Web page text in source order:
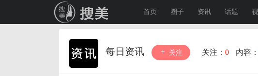
首页 圈子 资讯 话题
每日资讯 关注 关注： 0 内容：